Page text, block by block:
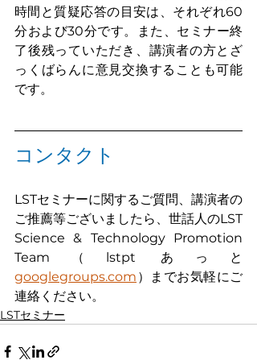
時間と質疑応答の目安は、それぞれ60
分および30分です。また、セミナー終
了後残っていただき、講演者の方とざ
っくばらんに意見交換することも可能
です。
コンタクト
LSTセミナーに関するご質問、講演者の
ご推薦等ございましたら、世話人のLST
Science & Technology Promotion
googlegroups.com ）までお気軽にご
連絡ください。
LSTセミナー